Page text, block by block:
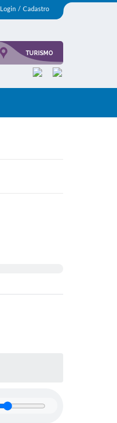
Login / Cadastro
TURISMO